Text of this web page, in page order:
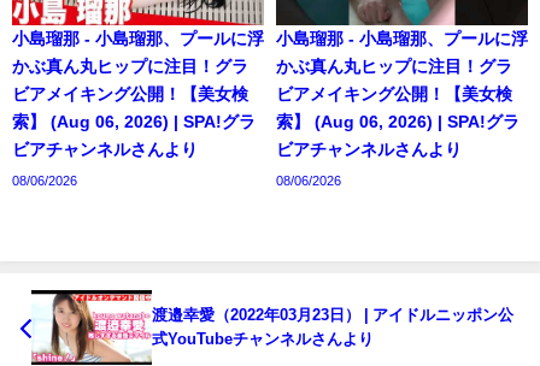
小島瑠那 - 小島瑠那、プールに浮
かぶ真ん丸ヒップに注目！グラ
ビアメイキング公開！【美女検
索】 (Aug 06, 2026) | SPA!グラ
ビアチャンネルさんより
08/06/2026
小島瑠那 - 小島瑠那、プールに浮
かぶ真ん丸ヒップに注目！グラ
ビアメイキング公開！【美女検
索】 (Aug 06, 2026) | SPA!グラ
ビアチャンネルさんより
08/06/2026
渡邉幸愛（2022年03月23日） | アイドルニッポン公
式YouTubeチャンネルさんより